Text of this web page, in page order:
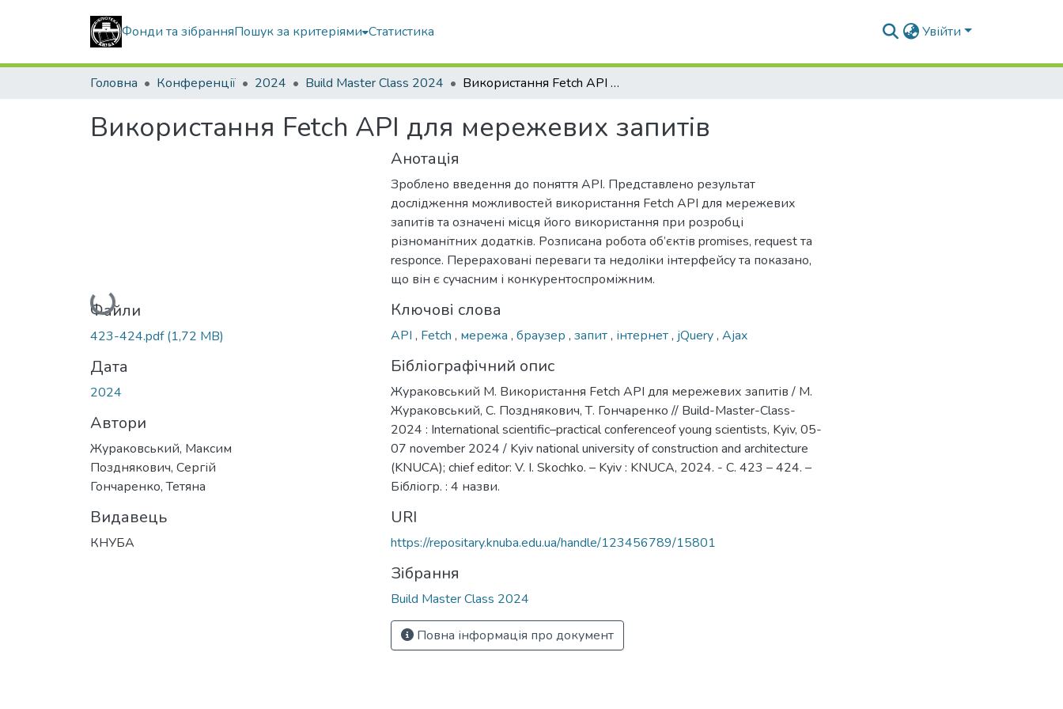
Фонди та зібранняПошук за критеріями Статистика Увійти
Головна Конференції 2024 Build Master Class 2024 Використання Fetch API для мережевих запитів
Використання Fetch API для мережевих запитів
Вантажиться...
Файли
423-424.pdf(1,72 MB)
Дата
2024
Автори
Жураковський, Максим
Позднякович, Сергій
Гончаренко, Тетяна
Видавець
КНУБА
Анотація
Зроблено введення до поняття API. Представлено результат
дослідження можливостей використання Fetch API для мережевих
запитів та означені місця його використання при розробці
різноманітних додатків. Розписана робота об’єктів promises, request та
responce. Перераховані переваги та недоліки інтерфейсу та показано,
що він є сучасним і конкурентоспроміжним.
Ключові слова
API , Fetch , мережа , браузер , запит, інтернет, jQuery, Ajax
Бібліографічний опис
Жураковський М. Використання Fetch API для мережевих запитів / М.
Жураковський, С. Позднякович, Т. Гончаренко // Build-Master-Class-
2024 : International scientific–practical conferenceof young scientists, Kyiv, 05-
07 november 2024 / Kyiv national university of construction and architecture
(KNUCA); chief editor: V. I. Skochko. – Kyiv : KNUCA, 2024. - С. 423 – 424. –
Бібліогр. : 4 назви.
URI
https://repositary.knuba.edu.ua/handle/123456789/15801
Зібрання
Build Master Class 2024
Повна інформація про документ